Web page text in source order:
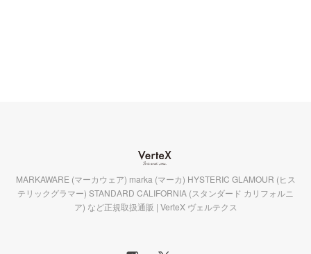
MARKAWARE (マーカウェア) marka (マーカ) HYSTERIC GLAMOUR (ヒス
テリックグラマー) STANDARD CALIFORNIA (スタンダード カリフォルニ
ア) など正規取扱通販 | VerteX ヴェルテクス